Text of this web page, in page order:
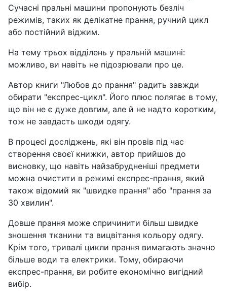
Сучасні пральні машини пропонують безліч
режимів, таких як делікатне прання, ручний цикл
або постійний віджим.
На тему трьох відділень у пральній машині:
можливо, ви навіть не підозрювали про це.
Автор книги "Любов до прання" радить завжди
обирати "експрес-цикл". Його плюс полягає в тому,
що він не є дуже довгим, але й не надто коротким,
тож не завдасть шкоди одягу.
В процесі досліджень, які він провів під час
створення своєї книжки, автор прийшов до
висновку, що навіть найзабрудненіші предмети
можна очистити в режимі експрес-прання, який
також відомий як "швидке прання" або "прання за
30 хвилин".
Довше прання може спричинити більш швидке
зношення тканини та вицвітання кольору одягу.
Крім того, тривалі цикли прання вимагають значно
більше води та електрики. Тому, обираючи
експрес-прання, ви робите економічно вигідний
вибір.